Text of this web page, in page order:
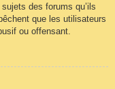
des forums qu’ils
que les utilisateurs
ou offensant.